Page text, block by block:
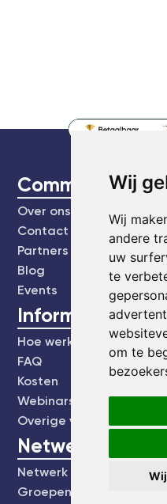
Wij
Wij
andere
uw
te
om te
CommonEasy
Over ons
Contact
Partners
Blog
Events
Informatie
Hoe werkt het?
FAQ
Kosten
Webinars's
Overige video's
Netwerk
Netwerk
Groepen